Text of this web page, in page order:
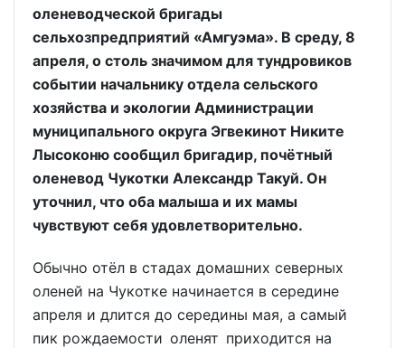
оленеводческой бригады
сельхозпредприятий «Амгуэма». В среду, 8
апреля, о столь значимом для тундровиков
событии начальнику отдела сельского
хозяйства и экологии Администрации
муниципального округа Эгвекинот Никите
Лысоконю сообщил бригадир, почётный
оленевод Чукотки Александр Такуй. Он
уточнил, что оба малыша и их мамы
чувствуют себя удовлетворительно.
Обычно отёл в стадах домашних северных
оленей на Чукотке начинается в середине
апреля и длится до середины мая, а самый
пик рождаемости оленят приходится на